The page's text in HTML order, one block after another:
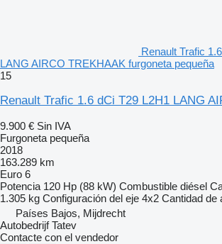
Renault Trafic
LANG AIRCO TREKHAAK furgoneta pequeña
15
Renault Trafic 1.6 dCi T29 L2H1 LANG
9.900 € Sin IVA
Furgoneta pequeña
2018
163.289 km
Euro 6
Potencia 120 Hp (88 kW) Combustible diésel
1.305 kg Configuración del eje 4x2 Cantidad de
Países Bajos, Mijdrecht
Autobedrijf Tatev
Contacte con el vendedor